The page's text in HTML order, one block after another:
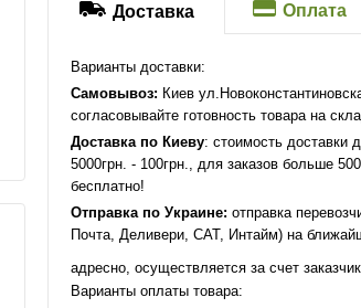
Доставка Оплата
Варианты доставки:
Самовывоз: Киев
согласовывайте готовность товара на
Доставка по Киеву: стоимость доставки
5000грн. - 100грн., для заказов больше
бесплатно!
Отправка по Украине: отправка
Почта, Деливери, САТ, Интайм) на
адресно, осуществляется за счет
Варианты оплаты товара: